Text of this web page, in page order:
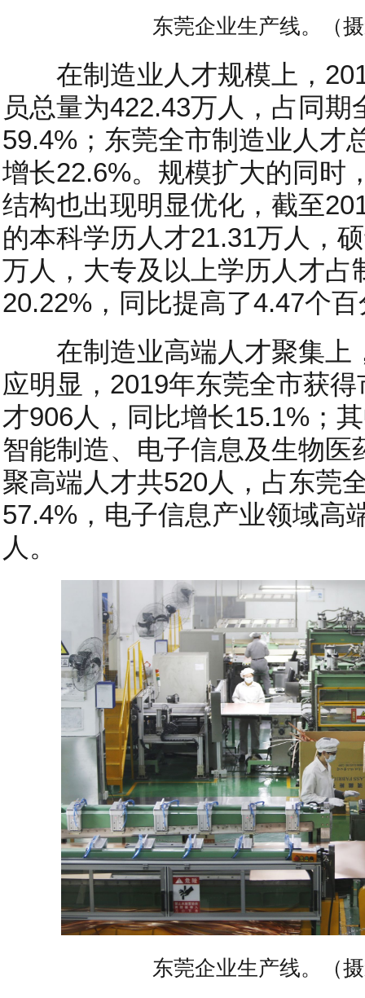
东莞企业生产线。（
在制造业人才规模上，
员总量为422.43万人，占同期
59.4%；东莞全市制造业人才
增长22.6%。规模扩大的同时
结构也出现明显优化，截至
的本科学历人才21.31万人，
万人，大专及以上学历人才占
20.22%，同比提高了4.47个
在制造业高端人才聚集上
应明显，2019年东莞全市获
才906人，同比增长15.1%；
智能制造、电子信息及生物医
聚高端人才共520人，占东莞
57.4%，电子信息产业领域高
人。
东莞企业生产线。（